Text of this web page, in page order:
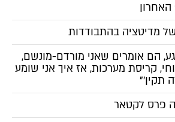
האחרון
מדיטציה בהתבודדות
הם אומרים שאני מורדם-מונשם,
קריסת מערכות, אז איך אני שומע
תקין'"
פרס לקטאר